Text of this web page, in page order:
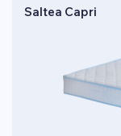
Saltea Capri